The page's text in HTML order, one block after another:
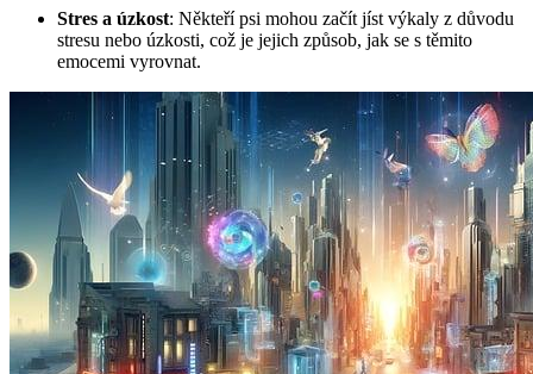
Stres a úzkost: Někteří psi mohou začít jíst výkaly z důvodu
stresu nebo úzkosti, což je jejich způsob, jak se s těmito
emocemi vyrovnat.